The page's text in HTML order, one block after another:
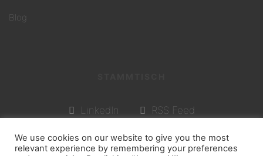
Blog
LinkedIn RSS Feed
We use cookies on our website to give you the most
relevant experience by remembering your preferences